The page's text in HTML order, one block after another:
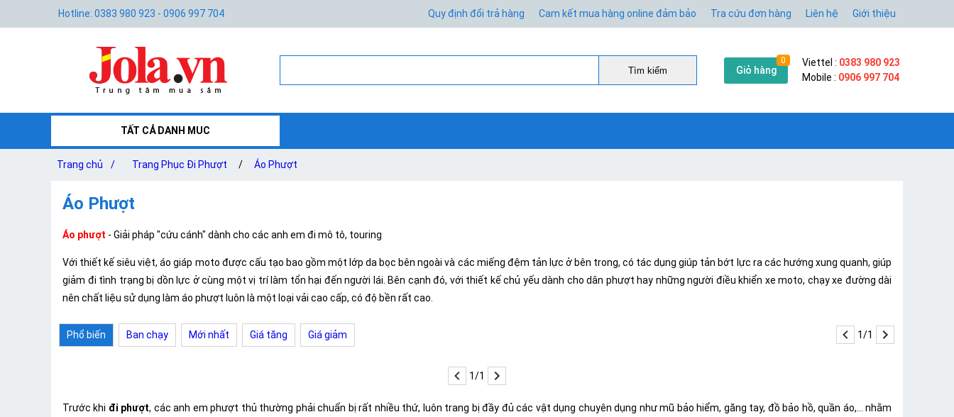
Hotline: 0383 980 923 - 0906 997 704 Quy định đổi trả hàng Cam kết mua hàng online đảm bảo Tra cứu đơn hàng Liên hệ Giới thiệu
Tìm kiếm Giỏ hàng
0 Viettel : 0383 980 923
Mobile : 0906 997 704
TẤT CẢ DANH MUC
Trang chủ / Trang Phục Đi Phượt / Áo Phượt
Áo Phượt
Áo phượt - Giải pháp "cứu cánh" dành cho các anh em đi mô tô, touring
Với thiết kế siêu việt, áo giáp moto được cấu tạo bao gồm một lớp da bọc bên ngoài và các miếng đệm tản lực ở bên trong, có tác dụng giúp tản bớt lực ra các hướng xung quanh, giúp
giảm đi tình trạng bị dồn lực ở cùng một vị trí làm tổn hại đến người lái. Bên cạnh đó, với thiết kế chủ yếu dành cho dân phượt hay những người điều khiển xe moto, chạy xe đường dài
nên chất liệu sử dụng làm áo phượt luôn là một loại vải cao cấp, có độ bền rất cao.
Phổ biến Ban chạy Mới nhất Giá tăng Giá giảm 1/1
1/1
Trước khi đi phượt, các anh em phượt thủ thường phải chuẩn bị rất nhiều thứ, luôn trang bị đầy đủ các vật dụng chuyên dụng như mũ bảo hiểm, găng tay, đồ bảo hồ, quần áo,... nhằm